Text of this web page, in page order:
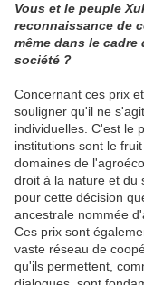
Vous et le peuple
reconnaissance de
même dans le
société ?
Concernant ces prix
souligner qu'il ne
individuelles. C'est le
institutions sont le
domaines de
droit à la nature et du
pour cette décision
ancestrale nommée
Ces prix sont
vaste réseau de
qu'ils permettent,